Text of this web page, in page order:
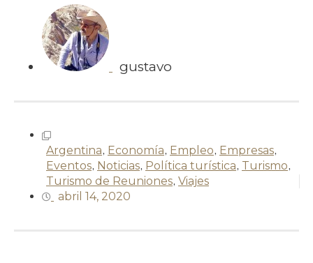
gustavo
Argentina, Economía, Empleo, Empresas,
Eventos, Noticias, Política turística, Turismo,
Turismo de Reuniones, Viajes
abril 14, 2020